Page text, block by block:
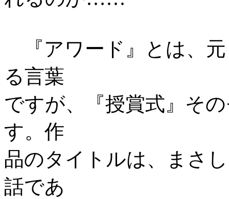
『アワード』とは、
る言葉
ですが、『授賞式』そ
す。作
品のタイトルは、まさ
話であ